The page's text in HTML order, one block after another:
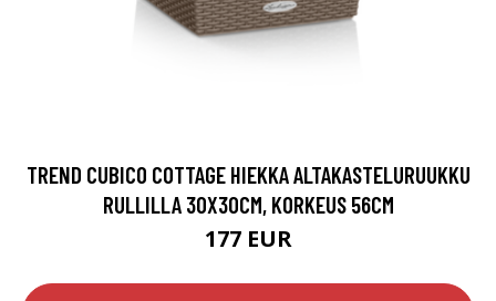
TREND CUBICO COTTAGE HIEKKA ALTAKASTELURUUKKU
RULLILLA 30X30CM, KORKEUS 56CM
177 EUR